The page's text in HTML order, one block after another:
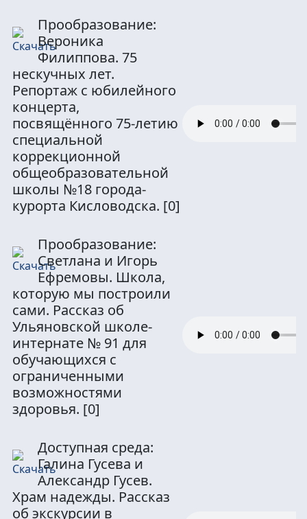
Прообразование:
Вероника
Филиппова. 75
нескучных лет.
Репортаж с юбилейного
концерта,
посвящённого 75-летию
специальной
коррекционной
общеобразовательной
школы №18 города-
курорта Кисловодска. [0]
Прообразование:
Светлана и Игорь
Ефремовы. Школа,
которую мы построили
сами. Рассказ об
Ульяновской школе-
интернате № 91 для
обучающихся с
ограниченными
возможностями
здоровья. [0]
Доступная среда:
Галина Гусева и
Александр Гусев.
Храм надежды. Рассказ
об экскурсии в